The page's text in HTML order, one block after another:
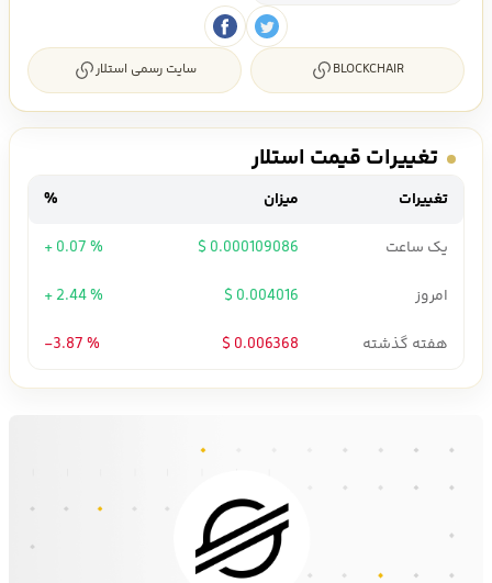
BLOCKCHAIR سایت رسمی استلار
تغییرات قیمت استلار
تغییرات میزان
%
یک ساعت
0.000109086 $
+ 0.07 %
امروز
0.004016 $
+ 2.44 %
هفته گذشته
0.006368 $
-3.87 %